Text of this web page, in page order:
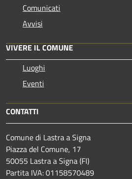
Comunicati
Avvisi
VIVERE IL COMUNE
Luoghi
Eventi
CONTATTI
Comune di Lastra a Signa
Piazza del Comune, 17
50055 Lastra a Signa (FI)
Partita IVA: 01158570489